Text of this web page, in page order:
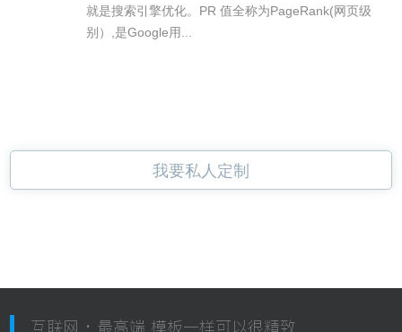
就是搜索引擎优化。PR 值全称为PageRank(网页级
别）,是Google用...
我要私人定制
互联网 · 最高端 模板一样可以很精致